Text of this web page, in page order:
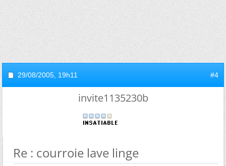
29/08/2005, 19h11 #4
invite1135230b
Re : courroie lave linge